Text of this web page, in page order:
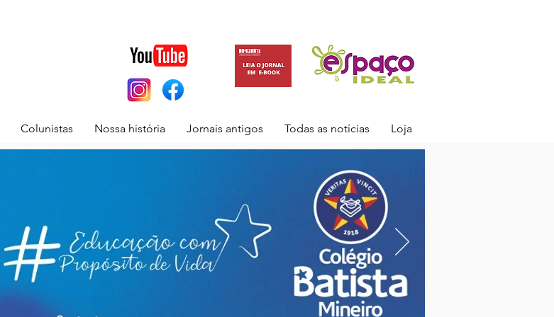
Colunistas Nossa história Jornais antigos Todas as notícias Loja